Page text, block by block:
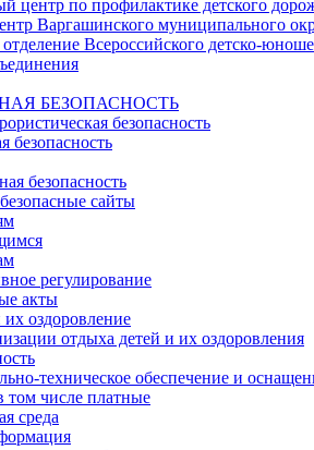
центр по профилактике детского
Варгашинского муниципального
Всероссийского детско-
БЕЗОПАСНОСТЬ
безопасность
безопасность
безопасность
сайты
регулирование
акты
оздоровление
отдыха детей и их оздоровления
техническое обеспечение и
том числе платные
среда